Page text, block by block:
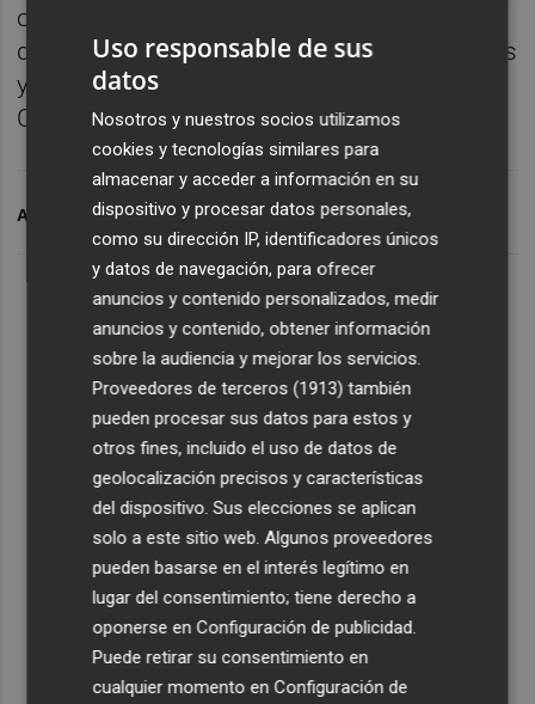
organizado este emotivo acto de entrega, al
que han asistido las asociaciones de vecinos
y de jubilados del barrio y los usuarios del
Crisol.
ARCHIVADO EN AYUNTAMIENTO DE LA VALL D'UIXÓ
Uso responsable de sus
datos
Nosotros y nuestros socios utilizamos
cookies y tecnologías similares para
almacenar y acceder a información en su
dispositivo y procesar datos personales,
como su dirección IP, identificadores únicos
y datos de navegación, para ofrecer
anuncios y contenido personalizados, medir
anuncios y contenido, obtener información
sobre la audiencia y mejorar los servicios.
Proveedores de terceros (1913) también
pueden procesar sus datos para estos y
otros fines, incluido el uso de datos de
geolocalización precisos y características
del dispositivo. Sus elecciones se aplican
solo a este sitio web. Algunos proveedores
pueden basarse en el interés legítimo en
lugar del consentimiento; tiene derecho a
oponerse enConfiguración de publicidad
Puede retirar su consentimiento en
cualquier momento enConfiguración de